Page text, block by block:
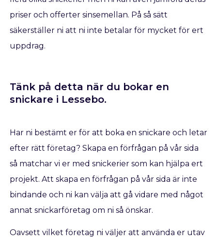
priser och offerter sinsemellan. På så sätt
säkerställer ni att ni inte betalar för mycket för ert
uppdrag.
Tänk på detta när du bokar en
snickare​ i Lessebo.
Har ni bestämt er för att boka en snickare och letar
efter rätt företag? Skapa en förfrågan på vår sida
så matchar vi er med snickerier som kan hjälpa ert
projekt. Att skapa en förfrågan på vår sida är inte
bindande och ni kan välja att gå vidare med något
annat snickarföretag om ni så önskar.
Oavsett vilket företag ni väljer att använda er utav